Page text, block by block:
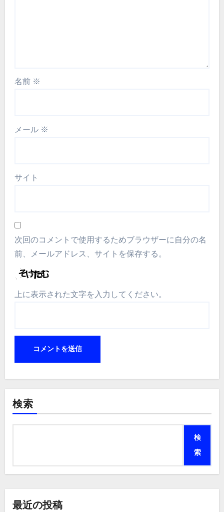
名前 ※
メール ※
サイト
次回のコメントで使用するためブラウザーに自分の名
前、メールアドレス、サイトを保存する。
上に表示された文字を入力してください。
検索
検
索
最近の投稿